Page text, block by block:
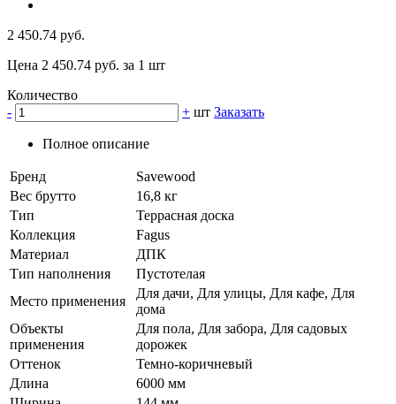
2 450.74 руб.
Цена 2 450.74 руб. за 1 шт
Количество
-
+ шт Заказать
Полное описание
Бренд
Savewood
Вес брутто
16,8 кг
Тип
Террасная доска
Коллекция
Fagus
Материал
ДПК
Тип наполнения
Пустотелая
Место применения
Для дачи, Для улицы, Для кафе, Для
дома
Объекты
применения
Для пола, Для забора, Для садовых
дорожек
Оттенок
Темно-коричневый
Длина
6000 мм